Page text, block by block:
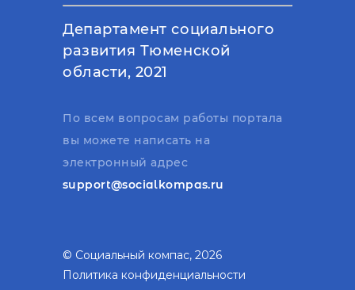
Департамент социального
развития Тюменской
области, 2021
По всем вопросам работы портала
вы можете написать на
электронный адрес
support@socialkompas.ru
© Социальный компас, 2026
Политика конфиденциальности